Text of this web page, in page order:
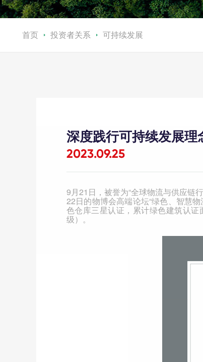
首页 投资者关系 可持续发展
深度践行可持续发展
2023.09.25
9月21 日，被誉为“全球物流与供应链
22日的物博会高端论坛“绿色、智慧
色仓库三星认证，累计绿色建筑认证
级）。